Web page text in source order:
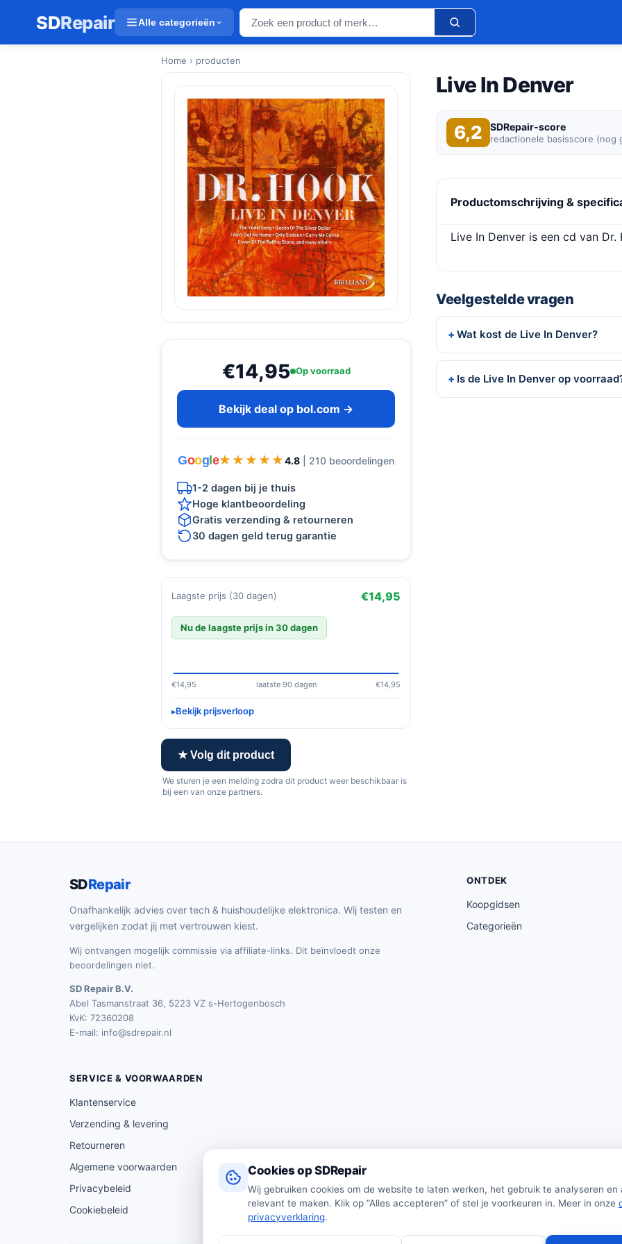
Cookies op SDRepair
Wij gebruiken cookies om de website te laten werken, het gebruik te analyseren en
relevant te maken. Klik op “Alles accepteren” of stel je voorkeuren in. Meer in onze
privacyverklaring.
SDRepair Alle categorieën
Home › producten
€14,95 Op voorraad
Bekijk deal op bol.com →
Google★★★★★
★★★★★ 4.8 | 210 beoordelingen
1-2 dagen bij je thuis
Hoge klantbeoordeling
Gratis verzending & retourneren
30 dagen geld terug garantie
Laagste prijs (30 dagen) €14,95
Nu de laagste prijs in 30 dagen
€14,95 laatste 90 dagen €14,95
Bekijk prijsverloop
★ Volg dit product
We sturen je een melding zodra dit product weer beschikbaar is
bij een van onze partners.
Live In Denver
6,2 SDRepair-score
redactionele basisscore (nog
Productomschrijving &
Live In Denver is een cd van Dr.
Veelgestelde vragen
Wat kost de Live In Denver?
Is de Live In Denver op
SDRepair
Onafhankelijk advies over tech & huishoudelijke elektronica. Wij testen en
vergelijken zodat jij met vertrouwen kiest.
Wij ontvangen mogelijk commissie via affiliate-links. Dit beïnvloedt onze
beoordelingen niet.
SD Repair B.V.
Abel Tasmanstraat 36, 5223 VZ s-Hertogenbosch
KvK: 72360208
E-mail: info@sdrepair.nl
ONTDEK
Koopgidsen
Categorieën
SERVICE & VOORWAARDEN
Klantenservice
Verzending & levering
Retourneren
Algemene voorwaarden
Privacybeleid
Cookiebeleid